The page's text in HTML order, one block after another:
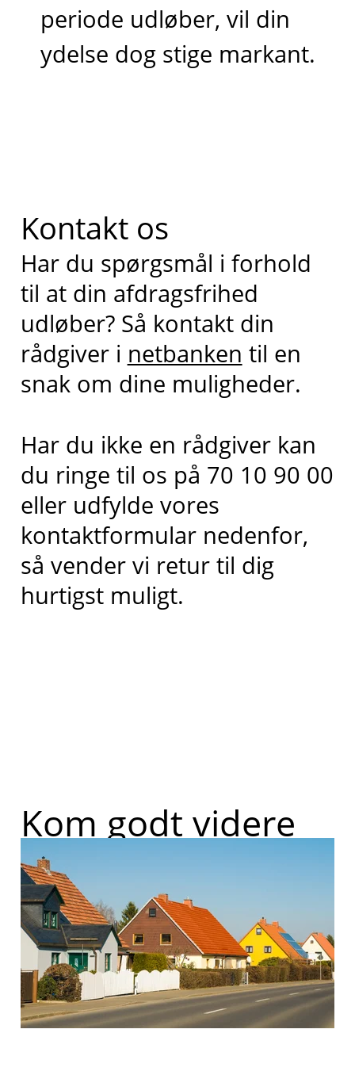
periode udløber, vil din
ydelse dog stige markant.
Kontakt os
Har du spørgsmål i forhold
til at din afdragsfrihed
udløber? Så kontakt din
rådgiver i netbanken til en
snak om dine muligheder.
Har du ikke en rådgiver kan
du ringe til os på 70 10 90 00
eller udfylde vores
kontaktformular nedenfor,
så vender vi retur til dig
hurtigst muligt.
Kom godt videre